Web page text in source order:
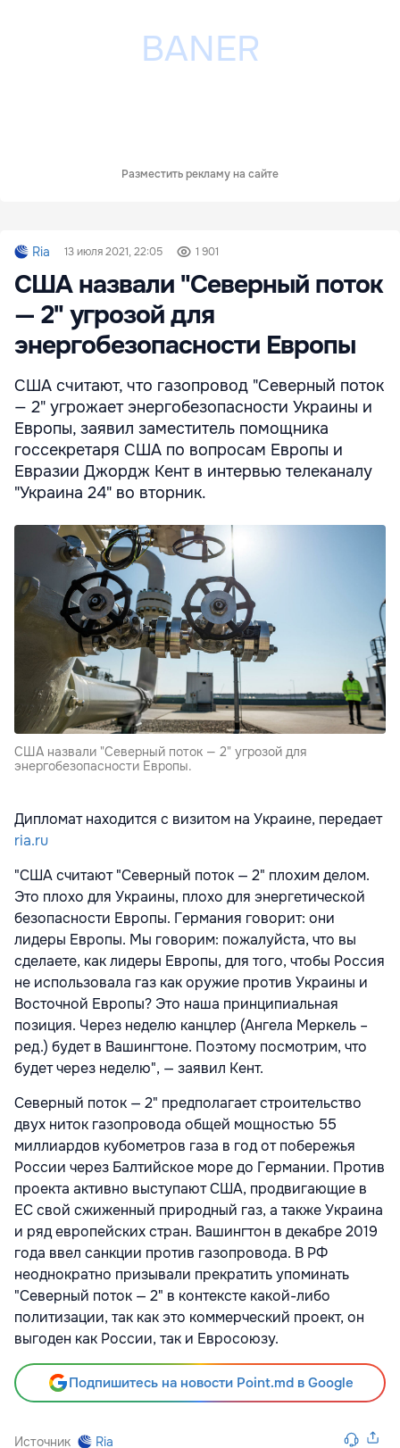
Разместить рекламу на сайте
Ria 13 июля 2021, 22:05 1 901
США назвали "Северный поток
— 2" угрозой для
энергобезопасности Европы
США считают, что газопровод "Северный поток
— 2" угрожает энергобезопасности Украины и
Европы, заявил заместитель помощника
госсекретаря США по вопросам Европы и
Евразии Джордж Кент в интервью телеканалу
"Украина 24" во вторник.
США назвали "Северный поток — 2" угрозой для
энергобезопасности Европы.
Дипломат находится с визитом на Украине, передает
ria.ru
"США считают "Северный поток — 2" плохим делом.
Это плохо для Украины, плохо для энергетической
безопасности Европы. Германия говорит: они
лидеры Европы. Мы говорим: пожалуйста, что вы
сделаете, как лидеры Европы, для того, чтобы Россия
не использовала газ как оружие против Украины и
Восточной Европы? Это наша принципиальная
позиция. Через неделю канцлер (Ангела Меркель –
ред.) будет в Вашингтоне. Поэтому посмотрим, что
будет через неделю", — заявил Кент.
Северный поток — 2" предполагает строительство
двух ниток газопровода общей мощностью 55
миллиардов кубометров газа в год от побережья
России через Балтийское море до Германии. Против
проекта активно выступают США, продвигающие в
ЕС свой сжиженный природный газ, а также Украина
и ряд европейских стран. Вашингтон в декабре 2019
года ввел санкции против газопровода. В РФ
неоднократно призывали прекратить упоминать
"Северный поток — 2" в контексте какой-либо
политизации, так как это коммерческий проект, он
выгоден как России, так и Евросоюзу.
Подпишитесь на новости Point.md в Google
Источник Ria